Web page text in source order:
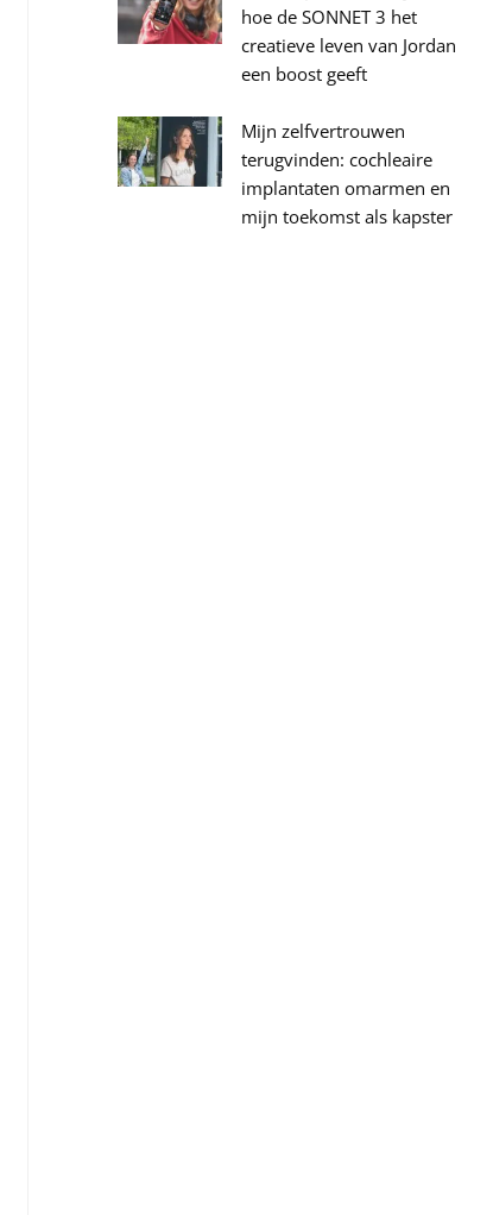
hoe de SONNET 3 het
creatieve leven van Jordan
een boost geeft
Mijn zelfvertrouwen
terugvinden: cochleaire
implantaten omarmen en
mijn toekomst als kapster